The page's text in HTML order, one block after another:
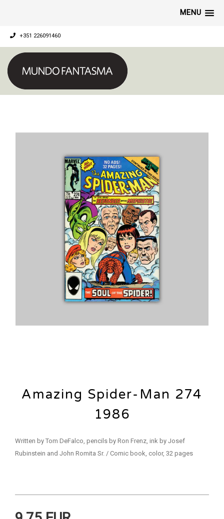
MENU
+351 226091460
Amazing Spider-Man 274
1986
Written by Tom DeFalco, pencils by Ron Frenz, ink by Josef
Rubinstein and John Romita Sr. / Comic book, color, 32 pages